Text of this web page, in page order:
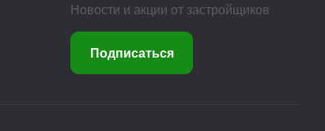
Новости и акции от застройщиков
Подписаться